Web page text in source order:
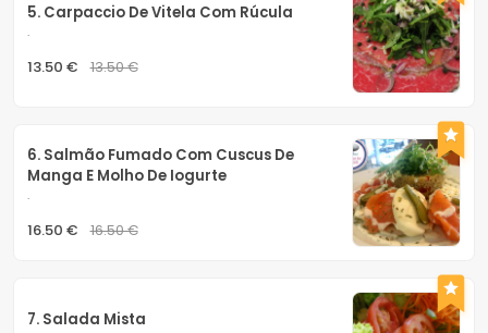
5. Carpaccio De Vitela Com Rúcula
.
13.50 € 13.50 €
6. Salmão Fumado Com Cuscus De
Manga E Molho De Iogurte
.
16.50 € 16.50 €
7. Salada Mista